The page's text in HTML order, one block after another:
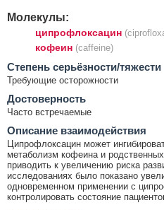
Молекулы:
ципрофлоксацин
кофеин (caffeine)
Cтепень серьёзности/тяжести
Требующие осторожности
Достоверность
Часто встречаемые
Описание взаимодействия
Ципрофлоксацин может
метаболизм кофеина и
приводить к увеличению риска
исследованиях было показано
одновременном применении с
контролировать состояние